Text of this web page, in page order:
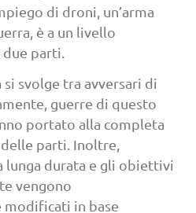
di droni, un’arma
è a un livello
parti.
svolge tra avversari di
guerre di questo
portato alla completa
parti. Inoltre,
lunga durata e gli obiettivi
vengono
in base